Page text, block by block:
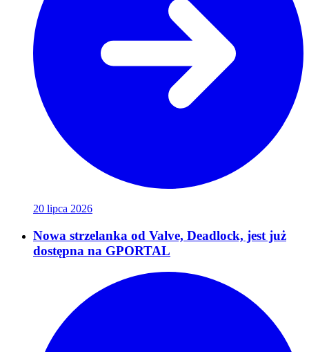
20 lipca 2026
Nowa strzelanka od Valve, Deadlock, jest już
dostępna na GPORTAL